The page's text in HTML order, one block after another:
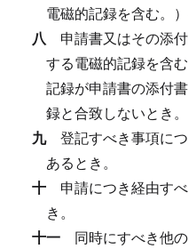
電磁的記録を含む。
八 申請書又はその添
する電磁的記録を含
記録が申請書の添付
録と合致しないとき。
九 登記すべき事項に
あるとき。
十 申請につき経由す
き。
十一 同時にすべき他